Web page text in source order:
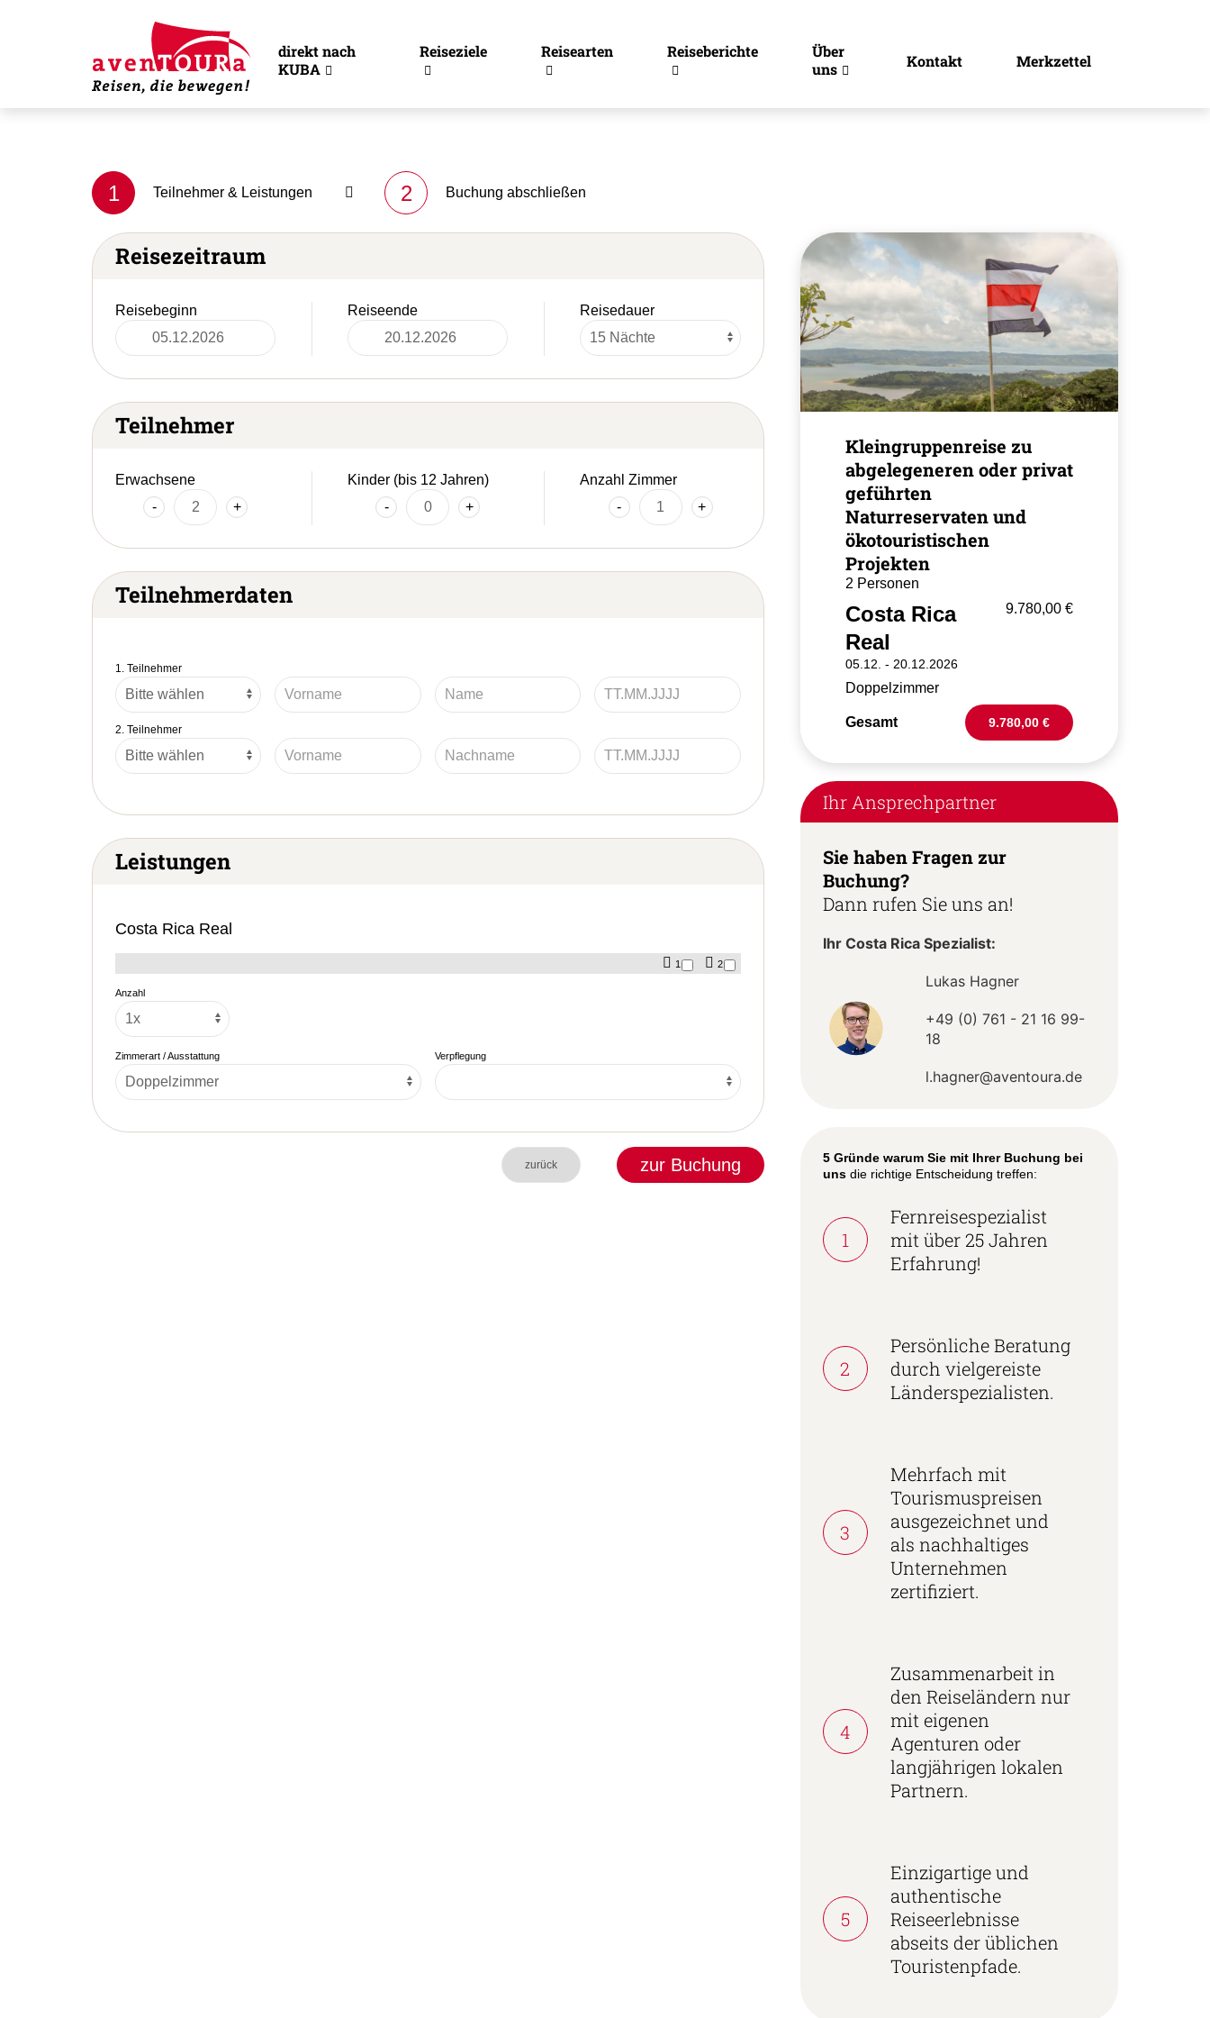
direkt nach
KUBA
Reiseziele Reisearten Reiseberichte
Über
uns
Kontakt Merkzettel
1 Teilnehmer & Leistungen 2 Buchung abschließen
Reisezeitraum
Reisebeginn Reiseende Reisedauer
Teilnehmer
Erwachsene
-
+
Kinder (bis 12 Jahren)
-
+
Anzahl Zimmer
-
+
Teilnehmerdaten
1. Teilnehmer
2. Teilnehmer
Leistungen
Costa Rica Real
1 2
Anzahl
Zimmerart / Ausstattung Verpflegung
zurück zur Buchung
Kleingruppenreise zu
abgelegeneren oder privat
geführten
Naturreservaten und
ökotouristischen
Projekten
2 Personen
9.780,00 €
Costa Rica
Real
05.12. - 20.12.2026
Doppelzimmer
Gesamt 9.780,00 €
Ihr Ansprechpartner
Sie haben Fragen zur
Buchung?
Dann rufen Sie uns an!
Ihr Costa Rica Spezialist:
Lukas Hagner
+49 (0) 761 - 21 16 99-
18
l.hagner@aventoura.de
5 Gründe warum Sie mit Ihrer Buchung bei
unsdie richtige Entscheidung treffen:
1
Fernreisespezialist
mit über 25 Jahren
Erfahrung!
2
Persönliche Beratung
durch vielgereiste
Länderspezialisten.
3
Mehrfach mit
Tourismuspreisen
ausgezeichnet und
als nachhaltiges
Unternehmen
zertifiziert.
4
Zusammenarbeit in
den Reiseländern nur
mit eigenen
Agenturen oder
langjährigen lokalen
Partnern.
5
Einzigartige und
authentische
Reiseerlebnisse
abseits der üblichen
Touristenpfade.